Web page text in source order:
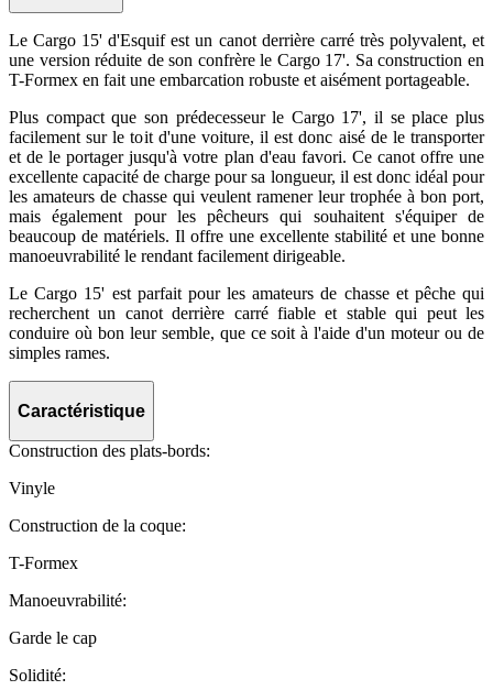
Le Cargo 15' d'Esquif est un canot derrière carré très polyvalent, et
une version réduite de son confrère le Cargo 17'. Sa construction en
T-Formex en fait une embarcation robuste et aisément portageable.
Plus compact que son prédecesseur le Cargo 17', il se place plus
facilement sur le toit d'une voiture, il est donc aisé de le transporter
et de le portager jusqu'à votre plan d'eau favori. Ce canot offre une
excellente capacité de charge pour sa longueur, il est donc idéal pour
les amateurs de chasse qui veulent ramener leur trophée à bon port,
mais également pour les pêcheurs qui souhaitent s'équiper de
beaucoup de matériels. Il offre une excellente stabilité et une bonne
manoeuvrabilité le rendant facilement dirigeable.
Le Cargo 15' est parfait pour les amateurs de chasse et pêche qui
recherchent un canot derrière carré fiable et stable qui peut les
conduire où bon leur semble, que ce soit à l'aide d'un moteur ou de
simples rames.
Caractéristique
Construction des plats-bords:
Vinyle
Construction de la coque:
T-Formex
Manoeuvrabilité:
Garde le cap
Solidité: